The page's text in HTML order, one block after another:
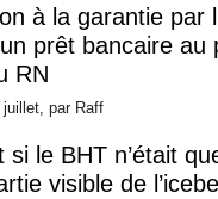
à la garantie par
prêt bancaire au
RN
juillet, par Raff
si le BHT n’était
visible de